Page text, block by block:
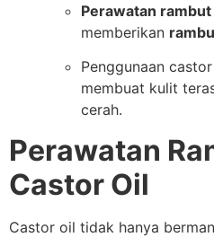
Perawatan rambut
memberikan
Penggunaan
membuat kulit
cerah.
Perawatan
Castor Oil
Castor oil tidak hanya